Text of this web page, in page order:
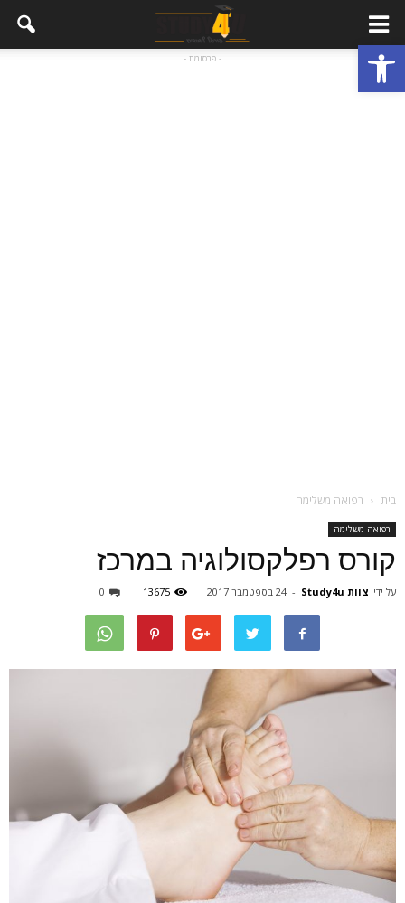
פתח סרגל נגישות - פרסומת -
בית רפואה משלימה
רפואה משלימה
קורס רפלקסולוגיה במרכז
על ידי צוות Study4u - 24 בספטמבר 2017 13675
0